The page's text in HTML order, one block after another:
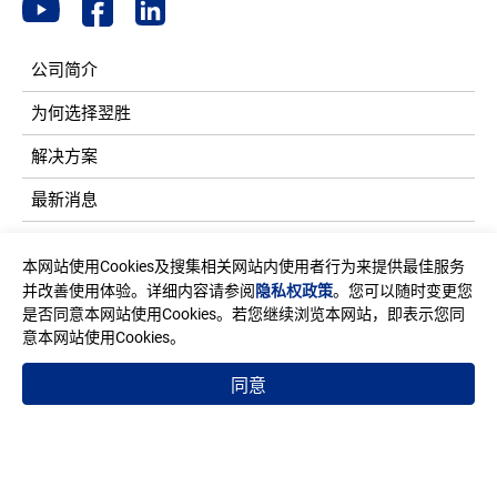
公司简介
为何选择翌胜
解决方案
最新消息
联络我们
产品介绍
地址
本网站使用Cookies及搜集相关网站内使用者行为来提供最佳服务
并改善使用体验。详细内容请参阅 隐私权政策。您可以随时变更您
是否同意本网站使用Cookies。若您继续浏览本网站，即表示您同
意本网站使用Cookies。
同意